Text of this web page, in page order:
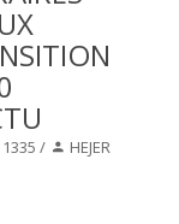
/ HEJER